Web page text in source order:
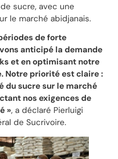
sucre, avec une
le marché abidjanais.
de forte
anticipé la demande
et en optimisant notre
Notre priorité est claire :
du sucre sur le marché
nos exigences de
», a déclaré Pierluigi
de Sucrivoire.